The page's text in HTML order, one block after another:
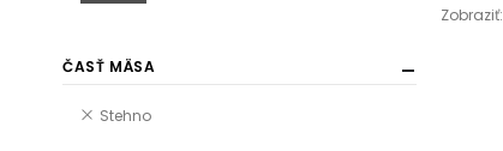
Zobraziť:
ČASŤ MÄSA
Stehno